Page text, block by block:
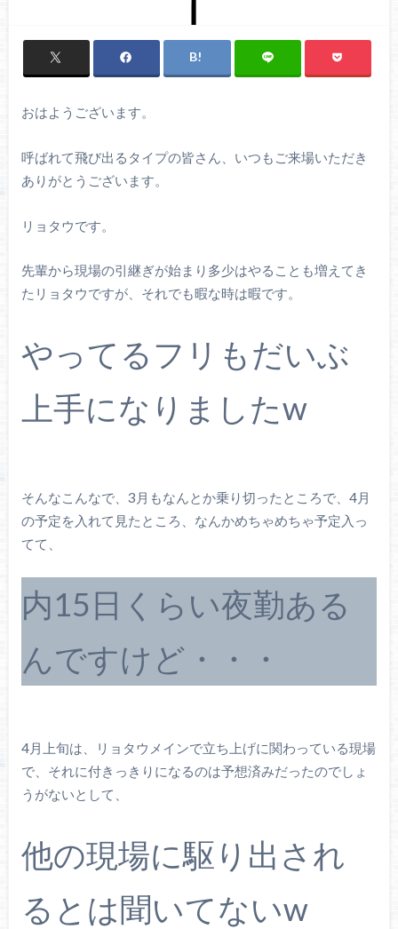
おはようございます。
呼ばれて飛び出るタイプの皆さん、いつもご来場いただき
ありがとうございます。
リョタウです。
先輩から現場の引継ぎが始まり多少はやることも増えてき
たリョタウですが、それでも暇な時は暇です。
やってるフリもだいぶ
上手になりましたw
そんなこんなで、3月もなんとか乗り切ったところで、4月
の予定を入れて見たところ、なんかめちゃめちゃ予定入っ
てて、
内15日くらい夜勤ある
んですけど・・・
4月上旬は、リョタウメインで立ち上げに関わっている現場
で、それに付きっきりになるのは予想済みだったのでしょ
うがないとして、
他の現場に駆り出され
るとは聞いてないw